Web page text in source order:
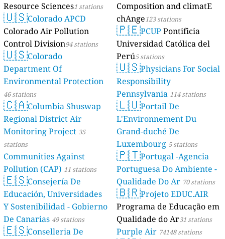
Resource Sciences1 stations
🇺🇸Colorado APCD
Colorado Air Pollution
Control Division94 stations
🇺🇸Colorado
Department Of
Environmental Protection
46 stations
🇨🇦Columbia Shuswap
Regional District Air
Monitoring Project 35
stations
Communities Against
Pollution (CAP) 11 stations
🇪🇸Consejería De
Educación, Universidades
Y Sostenibilidad - Gobierno
De Canarias 49 stations
🇪🇸Conselleria De
Composition and climatE
chAnge123 stations
🇵🇪PCUP Pontificia
Universidad Católica del
Perú5 stations
🇺🇸Physicians For Social
Responsibility
Pennsylvania 114 stations
🇱🇺Portail De
L'Environnement Du
Grand-duché De
Luxembourg 5 stations
🇵🇹Portugal -Agencia
Portuguesa Do Ambiente -
Qualidade Do Ar 70 stations
🇧🇷Projeto EDUC.AIR
Programa de Educação em
Qualidade do Ar31 stations
Purple Air 74148 stations